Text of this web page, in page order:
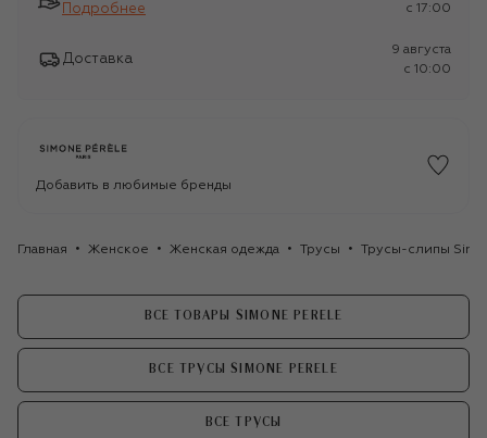
Подробнее
c 17:00
Доставка
9 августа
c 10:00
Добавить в любимые бренды
Главная Женское Женская одежда Трусы Трусы-слипы
ВСЕ ТОВАРЫ SIMONE PERELE
ВСЕ ТРУСЫ SIMONE PERELE
ВСЕ ТРУСЫ